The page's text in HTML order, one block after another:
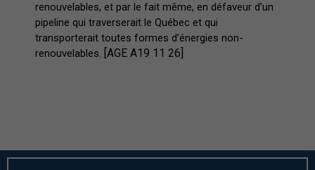
renouvelables, et par le fait même, en défaveur d’un
pipeline qui traverserait le Québec et qui
transporterait toutes formes d’énergies non-
renouvelables. [AGE A19 11 26]